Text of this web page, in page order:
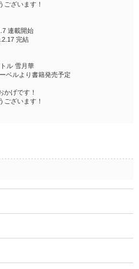
ございます！
連載開始
完結
トル 雪月華
ベルより書籍発売予定
かげです！
ございます！